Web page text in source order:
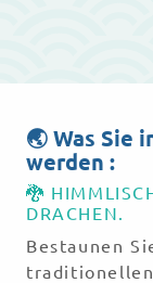
🌏 Was Sie
werden :
🐉
DRACHEN.
Bestaunen